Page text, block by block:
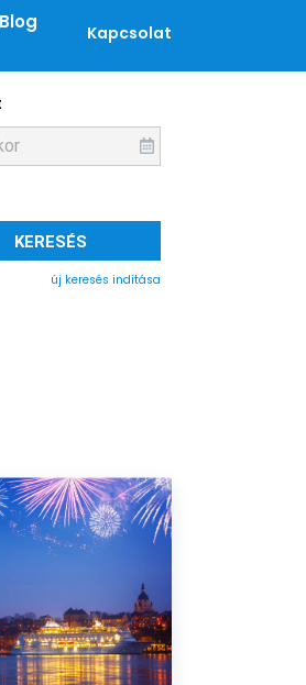
Blog Kapcsolat
KERESÉS
új keresés indítása